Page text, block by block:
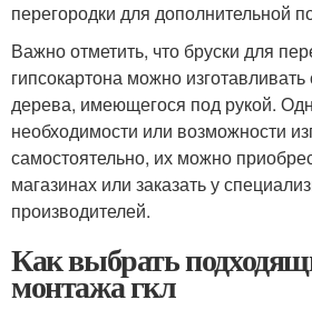
перегородки для дополнительной
Важно отметить, что бруски для
гипсокартона можно
дерева, имеющегося под рукой.
необходимости или возможности
самостоятельно, их можно
магазинах или заказать у
производителей.
Как выбрать
монтажа гкл